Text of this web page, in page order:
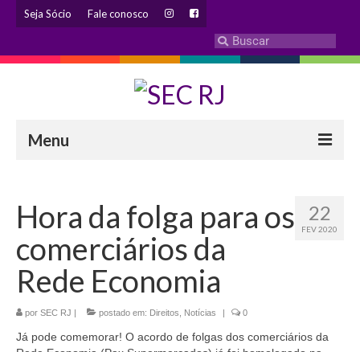
Seja Sócio Fale conosco
Menu
Eleição 2024 – Comissão Eleitoral
Histórico
Diretoria
Estatuto
Atendimentos
22
FEV 2020
Hora da folga para os
comerciários da
Rede Economia
por SEC RJ | postado em: Direitos Notícias | 0
Já pode comemorar! O acordo de folgas dos comerciários da